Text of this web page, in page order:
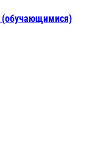
(обучающимися)